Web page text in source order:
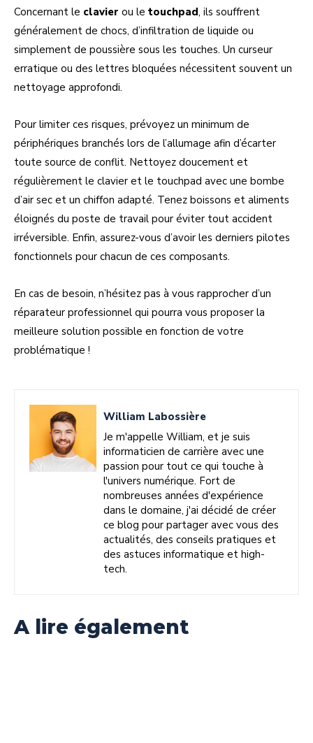
Concernant le clavier ou le touchpad, ils souffrent
généralement de chocs, d’infiltration de liquide ou
simplement de poussière sous les touches. Un curseur
erratique ou des lettres bloquées nécessitent souvent un
nettoyage approfondi.
Pour limiter ces risques, prévoyez un minimum de
périphériques branchés lors de l’allumage afin d’écarter
toute source de conflit. Nettoyez doucement et
régulièrement le clavier et le touchpad avec une bombe
d’air sec et un chiffon adapté. Tenez boissons et aliments
éloignés du poste de travail pour éviter tout accident
irréversible. Enfin, assurez-vous d’avoir les derniers pilotes
fonctionnels pour chacun de ces composants.
En cas de besoin, n’hésitez pas à vous rapprocher d’un
réparateur professionnel qui pourra vous proposer la
meilleure solution possible en fonction de votre
problématique !
William Labossière
Je m'appelle William, et je suis
informaticien de carrière avec une
passion pour tout ce qui touche à
l'univers numérique. Fort de
nombreuses années d'expérience
dans le domaine, j'ai décidé de créer
ce blog pour partager avec vous des
actualités, des conseils pratiques et
des astuces informatique et high-
tech.
A lire également